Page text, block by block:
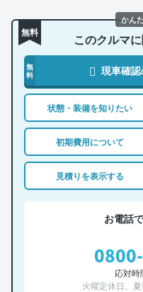
無料 このクルマ
無
料
現車確
状態・装備を知りたい
初期費用について
見積りを表示する
お電話
応対
火曜定休日、
かん